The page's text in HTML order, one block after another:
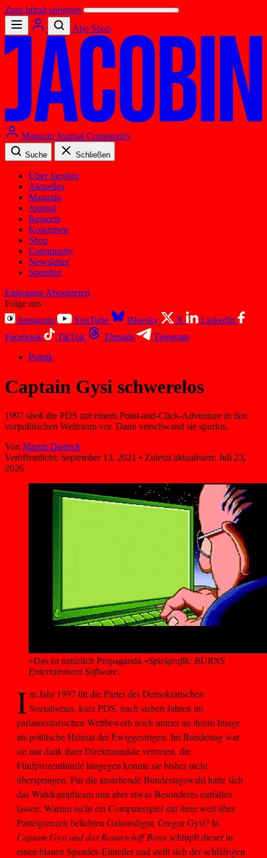
Zum Inhalt springen
Abo Shop
Magazin Journal Community
Suche Schließen
Über Jacobin
Aktuelles
Magazin
Journal
Ressorts
Kolumnen
Shop
Community
Newsletter
Spenden
Einloggen Abonnieren
Folge uns
Instagram
YouTube Bluesky X
LinkedIn
Facebook
TikTok Threads
Telegram
Politik
Captain Gysi schwerelos
1997 stieß die PDS mit einem Point-and-Click-Adventure in den
vorpolitischen Weltraum vor. Dann verschwand sie spurlos.
Von Martin Dietrich
Veröffentlicht: September 13, 2021 • Zuletzt aktualisiert: Juli 23,
2026
»Das ist natürlich Propaganda.«Spielgrafik: BURNS
Entertainment Software.
Im Jahr 1997 litt die Partei des Demokratischen
Sozialismus, kurz PDS, nach sieben Jahren im
parlamentarischen Wettbewerb noch immer an ihrem Image
als politische Heimat der Ewiggestrigen. Im Bundestag war
sie nur dank ihrer Direktmandate vertreten, die
Fünfprozenthürde hingegen konnte sie bisher nicht
überspringen. Für die anstehende Bundestagswahl hatte sich
das Wahlkampfteam nun aber etwas Besonderes einfallen
lassen: Warum nicht ein Computerspiel mit ihrer weit über
Parteigrenzen beliebten Galionsfigur, Gregor Gysi? In
Captain Gysi und das Raumschiff Bonnschlüpft dieser in
einen blauen Spandex-Einteiler und stellt sich der schläfrigen